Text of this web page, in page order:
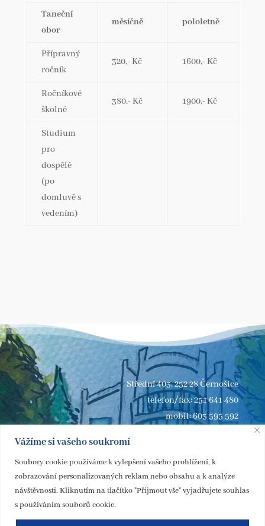
Vážíme si vašeho soukromí
Soubory cookie používáme k vylepšení vašeho prohlížení, k
zobrazování personalizovaných reklam nebo obsahu a k analýze
návštěvnosti. Kliknutím na tlačítko "Přijmout vše" vyjadřujete souhlas
s používáním souborů cookie.
Taneční
obor
měsíčně pololetně
Přípravný
ročník
320,- Kč 1600,- Kč
Ročníkové
školné
380,- Kč 1900,- Kč
Studium
pro
dospělé
(po
domluvě s
vedením)
Střední 403, 252 28 Černošice
telefon/fax: 251 641 480
mobil: 603 595 592